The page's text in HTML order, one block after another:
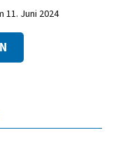
11. Juni 2024